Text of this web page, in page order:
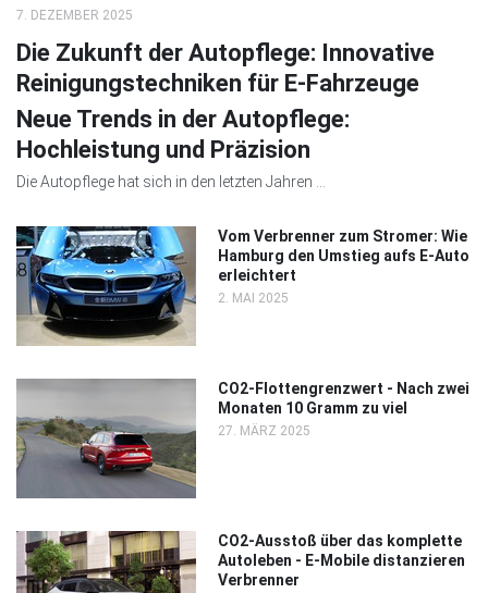
7. DEZEMBER 2025
Die Zukunft der Autopflege: Innovative
Reinigungstechniken für E-Fahrzeuge
Neue Trends in der Autopflege:
Hochleistung und Präzision
Die Autopflege hat sich in den letzten Jahren ...
Vom Verbrenner zum Stromer: Wie
Hamburg den Umstieg aufs E-Auto
erleichtert
2. MAI 2025
CO2-Flottengrenzwert - Nach zwei
Monaten 10 Gramm zu viel
27. MÄRZ 2025
CO2-Ausstoß über das komplette
Autoleben - E-Mobile distanzieren
Verbrenner